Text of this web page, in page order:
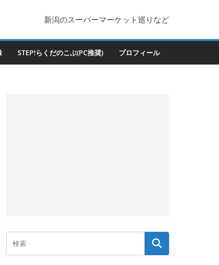
新潟のスーパーマーケット巡りなど
STEP!らくだのこぶ(PC推奨) プロフィール